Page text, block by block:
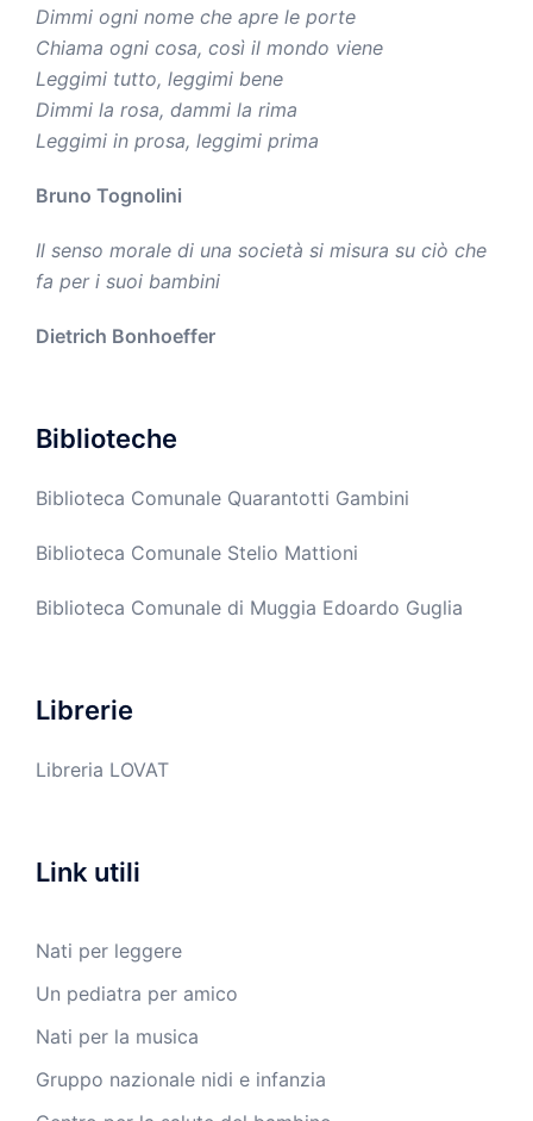
Dimmi ogni nome che apre le porte
Chiama ogni cosa, così il mondo viene
Leggimi tutto, leggimi bene
Dimmi la rosa, dammi la rima
Leggimi in prosa, leggimi prima
Bruno Tognolini
Il senso morale di una società si misura su ciò che
fa per i suoi bambini
Dietrich Bonhoeffer
Biblioteche
Biblioteca Comunale Quarantotti Gambini
Biblioteca Comunale Stelio Mattioni
Biblioteca Comunale di Muggia Edoardo Guglia
Librerie
Libreria LOVAT
Link utili
Nati per leggere
Un pediatra per amico
Nati per la musica
Gruppo nazionale nidi e infanzia